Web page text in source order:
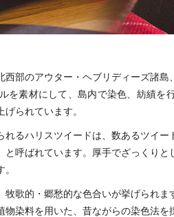
部のアウター・ヘブリディーズ諸島
を素材にして、島内で染色、紡績を
げられています。
るハリスツイードは、数あるツイ
と呼ばれています。厚手でざっくり
歌的・郷愁的な色合いが挙げられま
染料を用いた、昔ながらの染色法